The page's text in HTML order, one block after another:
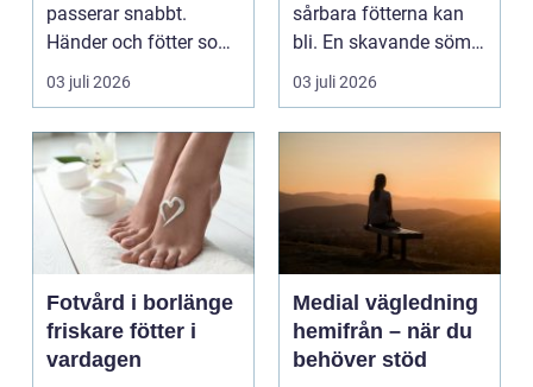
passerar snabbt.
Händer och fötter som
är mindre än någon
kunnat f...
03 juli 2026
sårbara fötterna kan
bli. En skavande söm,
en hård resår eller ...
03 juli 2026
Fotvård i borlänge
friskare fötter i
vardagen
Medial vägledning
hemifrån – när du
behöver stöd